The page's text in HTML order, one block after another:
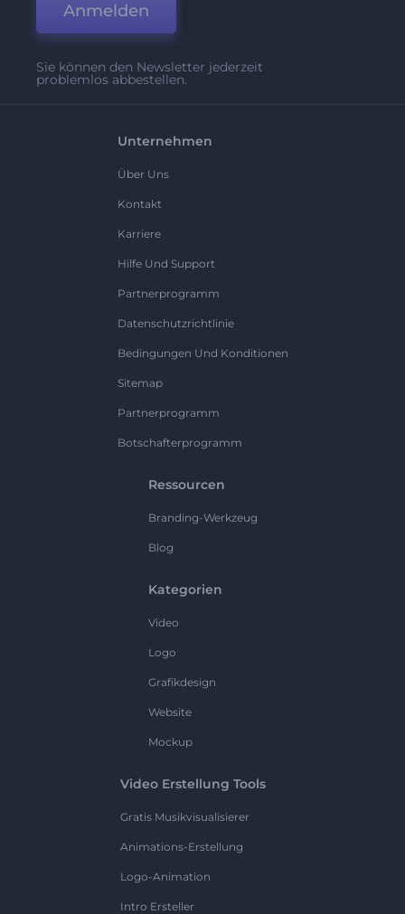
Anmelden
Sie können den Newsletter jederzeit
problemlos abbestellen.
Unternehmen
Über Uns
Kontakt
Karriere
Hilfe Und Support
Partnerprogramm
Datenschutzrichtlinie
Bedingungen Und Konditionen
Sitemap
Partnerprogramm
Botschafterprogramm
Ressourcen
Branding-Werkzeug
Blog
Kategorien
Video
Logo
Grafikdesign
Website
Mockup
Video Erstellung Tools
Gratis Musikvisualisierer
Animations-Erstellung
Logo-Animation
Intro Ersteller